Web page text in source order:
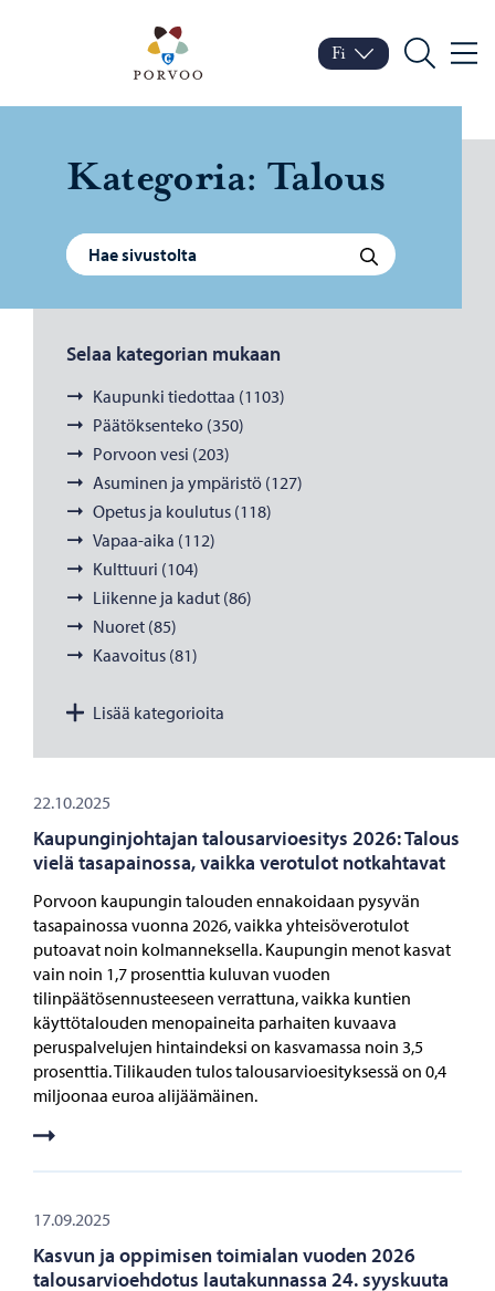
Porvoo – Siirry
Vaihda kieltä
Nykyinen kieli: Suomi
Fi
Hae
Ka­te­go­ria: Ta­lous
Haku: Hae
Selaa kategorian mukaan
Kaupunki tiedottaa (1103)
Päätöksenteko (350)
Porvoon vesi (203)
Asuminen ja ympäristö (127)
Opetus ja koulutus (118)
Vapaa-aika (112)
Kulttuuri (104)
Liikenne ja kadut (86)
Nuoret (85)
Kaavoitus (81)
Lisää kategorioita
22.10.2025
Kaupunginjohtajan talousarvioesitys 2026: Talous
vielä tasapainossa, vaikka verotulot notkahtavat
Porvoon kaupungin talouden ennakoidaan pysyvän
tasapainossa vuonna 2026, vaikka yhteisöverotulot
putoavat noin kolmanneksella. Kaupungin menot kasvat
vain noin 1,7 prosenttia kuluvan vuoden
tilinpäätösennusteeseen verrattuna, vaikka kuntien
käyttötalouden menopaineita parhaiten kuvaava
peruspalvelujen hintaindeksi on kasvamassa noin 3,5
prosenttia. Tilikauden tulos talousarvioesityksessä on 0,4
miljoonaa euroa alijäämäinen.
17.09.2025
Kasvun ja oppimisen toimialan vuoden 2026
talousarvioehdotus lautakunnassa 24. syyskuuta